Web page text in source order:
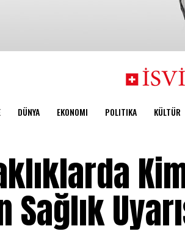
DÜNYA EKONOMI POLITIKA KÜLTÜR